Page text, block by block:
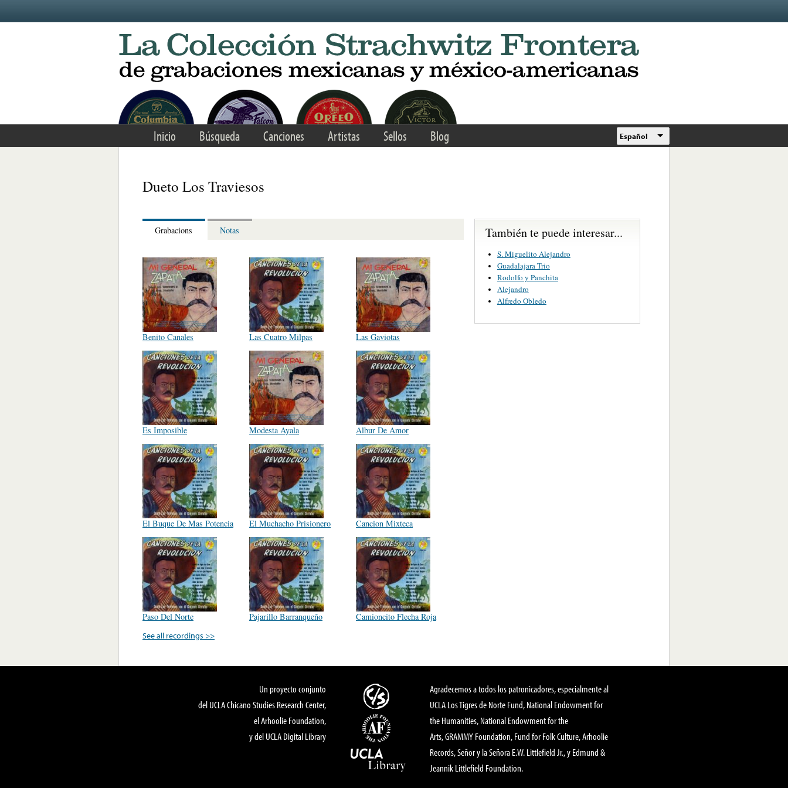
Inicio Búsqueda Canciones Artistas Sellos Blog Español
Dueto Los Traviesos
Grabacions Notas
Benito Canales Las Cuatro Milpas Las Gaviotas
Es Imposible Modesta Ayala Albur De Amor
El Buque De Mas Potencia El Muchacho Prisionero Cancion Mixteca
Paso Del Norte Pajarillo Barranqueño
Camioncito Flecha Roja
See all recordings >>
También te puede interesar...
S. Miguelito Alejandro
Guadalajara Trio
Rodolfo y Panchita
Alejandro
Alfredo Obledo
Un proyecto conjunto
del UCLA Chicano Studies Research Center,
el Arhoolie Foundation,
y del UCLA Digital Library
Agradecemos a todos los patronicadores, especialmente al
UCLA Los Tigres de Norte Fund, National Endowment for
the Humanities, National Endowment for the
Arts, GRAMMY Foundation, Fund for Folk Culture, Arhoolie
Records, Señor y la Señora E.W. Littlefield Jr., y Edmund &
Jeannik Littlefield Foundation.